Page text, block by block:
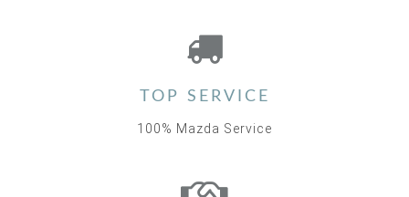
TOP SERVICE
100% Mazda Service